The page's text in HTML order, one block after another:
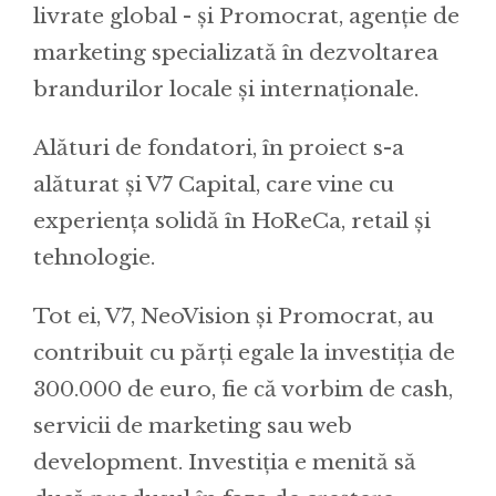
livrate global - și Promocrat, agenție de
marketing specializată în dezvoltarea
brandurilor locale și internaționale.
Alături de fondatori, în proiect s-a
alăturat și V7 Capital, care vine cu
experiența solidă în HoReCa, retail și
tehnologie.
Tot ei, V7, NeoVision și Promocrat, au
contribuit cu părți egale la investiția de
300.000 de euro, fie că vorbim de cash,
servicii de marketing sau web
development. Investiția e menită să